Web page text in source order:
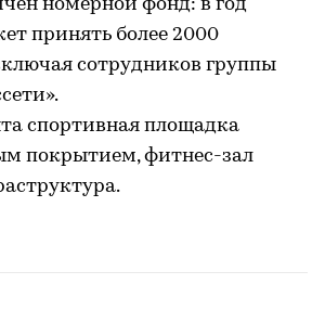
номерной фонд: в год
принять более 2000
сотрудников группы
спортивная площадка
покрытием, фитнес-зал